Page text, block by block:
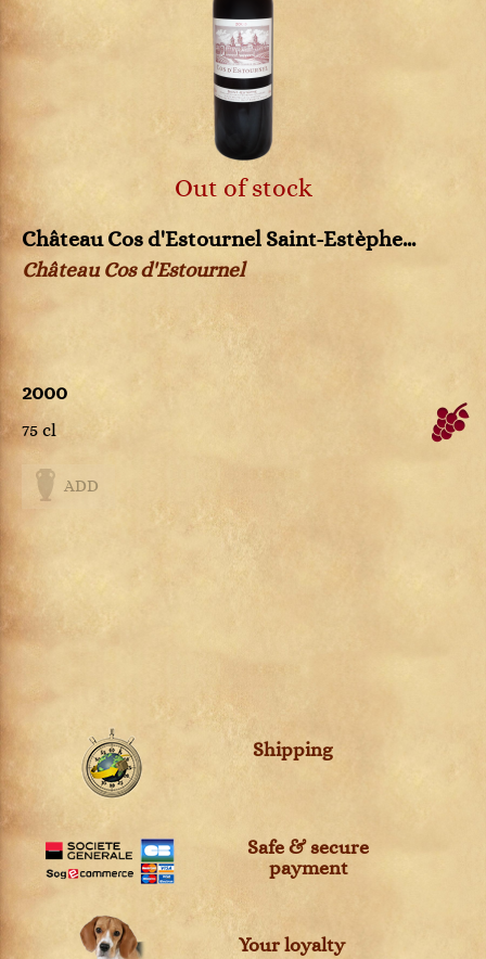
Out of stock
Château Cos d'Estournel Saint-Estèphe...
Château Cos d'Estournel
2000
75 cl
ADD
Shipping
Safe & secure
payment
Your loyalty